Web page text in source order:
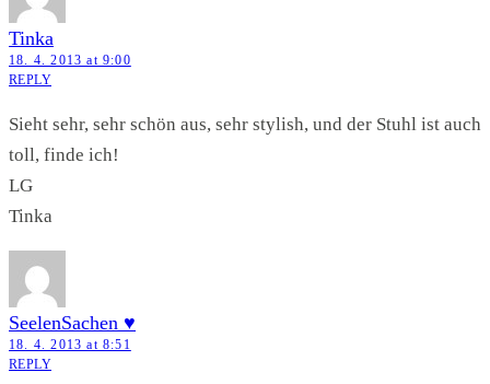
Tinka
18. 4. 2013 at 9:00
REPLY
Sieht sehr, sehr schön aus, sehr stylish, und der Stuhl ist auch
toll, finde ich!
LG
Tinka
SeelenSachen ♥
18. 4. 2013 at 8:51
REPLY